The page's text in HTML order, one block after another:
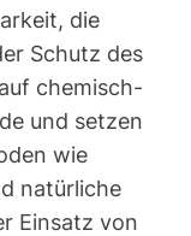
die
Schutz des
chemisch-
und setzen
wie
natürliche
Einsatz von